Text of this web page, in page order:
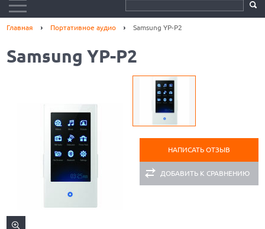
Главная Портативное аудио Samsung YP-P2
Samsung YP-P2
НАПИСАТЬ ОТЗЫВ
ДОБАВИТЬ К СРАВНЕНИЮ